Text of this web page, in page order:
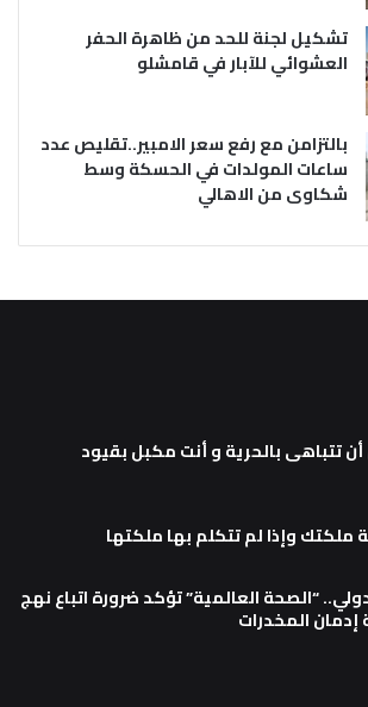
تشكيل لجنة للحد من ظاهرة الحفر
العشوائي للآبار في قامشلو
بالتزامن مع رفع سعر الامبير..تقليص عدد
ساعات المولدات في الحسكة وسط
شكاوى من الاهالي
تتباهى بالحرية و أنت مكبل بقيود
ملكتك وإذا لم تتكلم بها ملكتها
“الصحة العالمية” تؤكد ضرورة اتباع نهج
المخدرات